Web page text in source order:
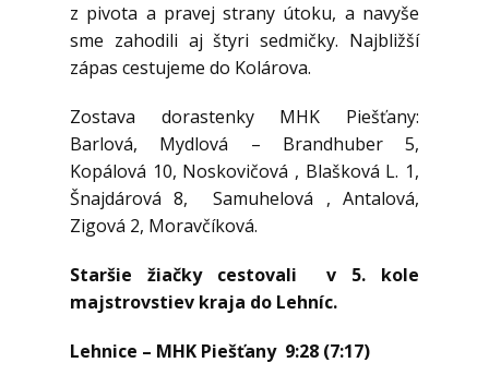
z pivota a pravej strany útoku, a navyše
sme zahodili aj štyri sedmičky. Najbližší
zápas cestujeme do Kolárova.
Zostava dorastenky MHK Piešťany:
Barlová, Mydlová – Brandhuber 5,
Kopálová 10, Noskovičová , Blašková L. 1,
Šnajdárová 8, Samuhelová , Antalová,
Zigová 2, Moravčíková.
Staršie žiačky cestovali v 5. kole
majstrovstiev kraja do Lehníc.
Lehnice – MHK Piešťany 9:28 (7:17)